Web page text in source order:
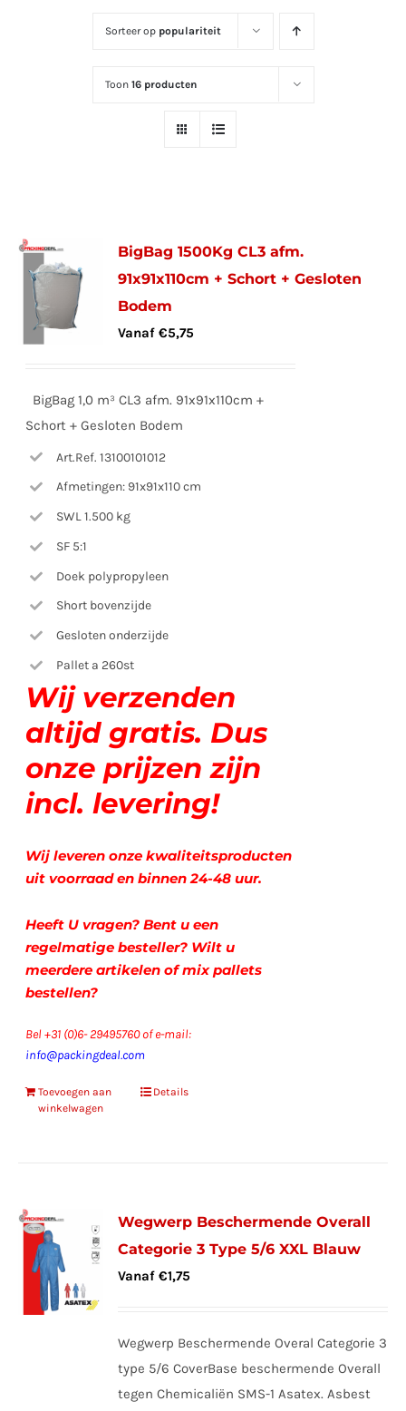
Sorteer op populariteit
Toon 16 producten
BigBag 1500Kg CL3 afm.
91x91x110cm + Schort + Gesloten
Bodem
Vanaf €5,75
BigBag 1,0 m³ CL3 afm. 91x91x110cm +
Schort + Gesloten Bodem
Art.Ref. 13100101012
Afmetingen: 91x91x110 cm
SWL 1.500 kg
SF 5:1
Doek polypropyleen
Short bovenzijde
Gesloten onderzijde
Pallet a 260st
Wij verzenden
altijd gratis. Dus
onze prijzen zijn
incl. levering!
Wij leveren onze kwaliteitsproducten
uit voorraad en binnen 24-48 uur.
Heeft U vragen? Bent u een
regelmatige besteller? Wilt u
meerdere artikelen of mix pallets
bestellen?
Bel +31 (0)6- 29495760 of e-mail:
info@packingdeal.com
Toevoegen aan
winkelwagen
Details
Wegwerp Beschermende Overall
Categorie 3 Type 5/6 XXL Blauw
Vanaf €1,75
Wegwerp Beschermende Overal Categorie 3
type 5/6 CoverBase beschermende Overall
tegen Chemicaliën SMS-1 Asatex. Asbest